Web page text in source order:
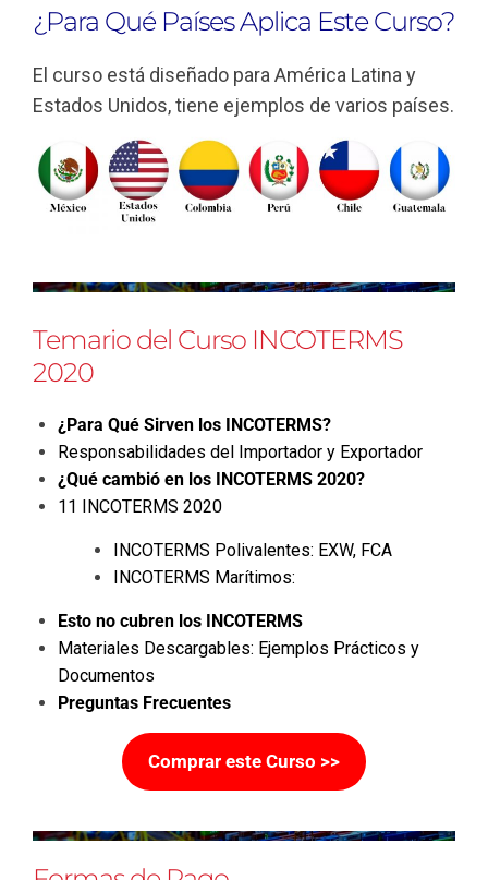
¿Para Qué Países Aplica Este Curso?
El curso está diseñado para América Latina y
Estados Unidos, tiene ejemplos de varios países.
Temario del Curso INCOTERMS
2020
¿Para Qué Sirven los INCOTERMS?
Responsabilidades del Importador y Exportador
¿Qué cambió en los INCOTERMS 2020?
11 INCOTERMS 2020
INCOTERMS Polivalentes: EXW, FCA
INCOTERMS Marítimos:
Esto no cubren los INCOTERMS
Materiales Descargables: Ejemplos Prácticos y
Documentos
Preguntas Frecuentes
Comprar este Curso >>